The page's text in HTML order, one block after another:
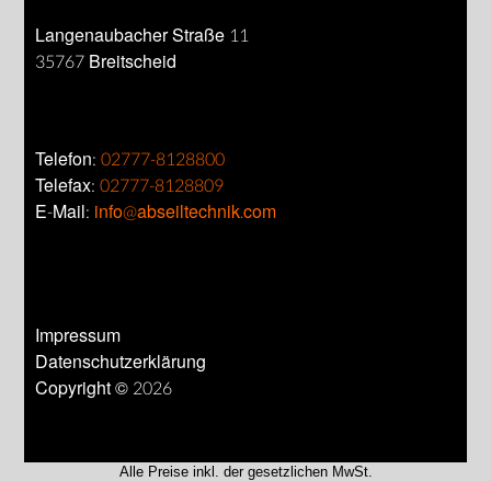
Langenaubacher Straße 11
35767 Breitscheid
Telefon:02777-8128800
Telefax:02777-8128809
E-Mail: info@abseiltechnik.com
Impressum
Datenschutzerklärung
Copyright © 2026
Alle Preise inkl. der gesetzlichen MwSt.